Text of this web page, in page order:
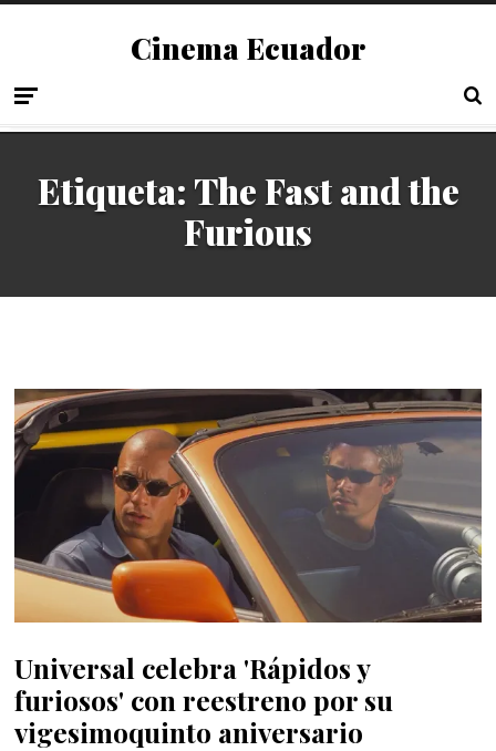
Cinema Ecuador
Etiqueta: The Fast and the
Furious
Universal celebra 'Rápidos y
furiosos' con reestreno por su
vigesimoquinto aniversario